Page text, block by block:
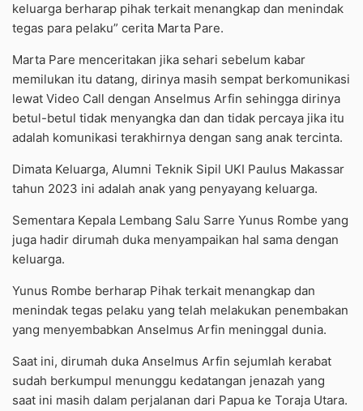
keluarga berharap pihak terkait menangkap dan menindak
tegas para pelaku” cerita Marta Pare.
Marta Pare menceritakan jika sehari sebelum kabar
memilukan itu datang, dirinya masih sempat berkomunikasi
lewat Video Call dengan Anselmus Arfin sehingga dirinya
betul-betul tidak menyangka dan dan tidak percaya jika itu
adalah komunikasi terakhirnya dengan sang anak tercinta.
Dimata Keluarga, Alumni Teknik Sipil UKI Paulus Makassar
tahun 2023 ini adalah anak yang penyayang keluarga.
Sementara Kepala Lembang Salu Sarre Yunus Rombe yang
juga hadir dirumah duka menyampaikan hal sama dengan
keluarga.
Yunus Rombe berharap Pihak terkait menangkap dan
menindak tegas pelaku yang telah melakukan penembakan
yang menyembabkan Anselmus Arfin meninggal dunia.
Saat ini, dirumah duka Anselmus Arfin sejumlah kerabat
sudah berkumpul menunggu kedatangan jenazah yang
saat ini masih dalam perjalanan dari Papua ke Toraja Utara.